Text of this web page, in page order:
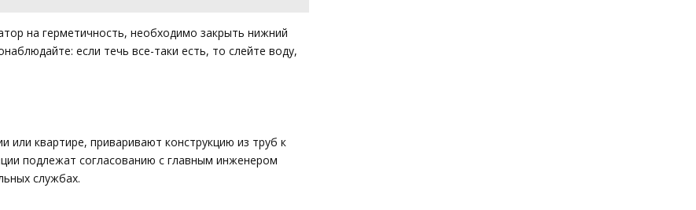
на герметичность, необходимо закрыть нижний
если течь все-таки есть, то слейте воду,
квартире, приваривают конструкцию из труб к
подлежат согласованию с главным инженером
службах.